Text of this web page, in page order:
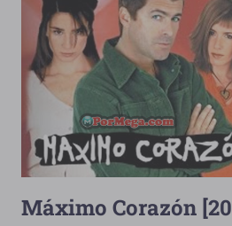
Mega
Máximo Corazón